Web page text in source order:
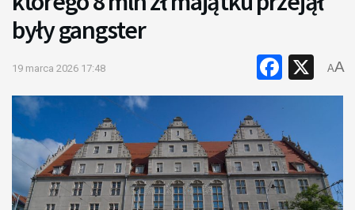
były gangster
19 marca 2026 17:48 X
AA